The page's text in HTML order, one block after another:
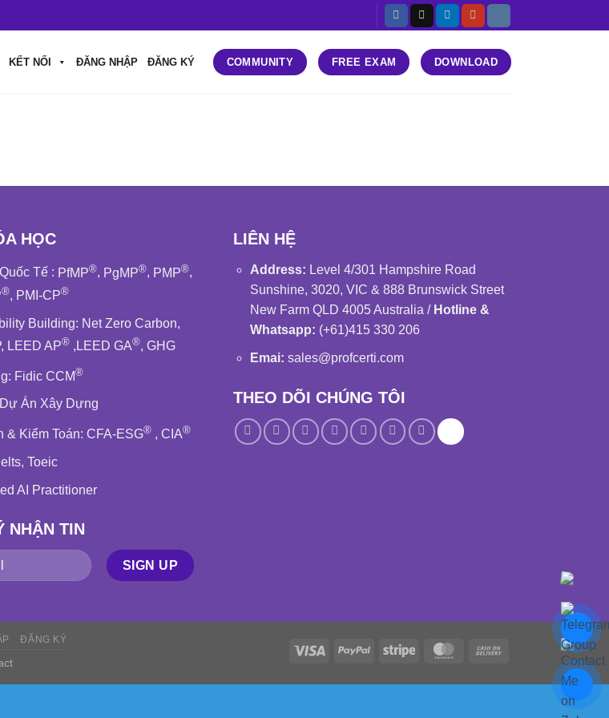
KẾT NỐI ĐĂNG NHẬP ĐĂNG KÝ COMMUNITY FREE EXAM DOWNLOAD
HỌC
Tế : PfMP®, PgMP®, PMP®,
®, PMI-CP®
Building: Net Zero Carbon,
, LEED AP® , LEED GA®,GHG
FidicCCM®
Án Xây Dựng
& Kiểm Toán:CFA-ESG® ,CIA®
Toeic
AI Practitioner
NHẬN TIN
LIÊN HỆ
Address: Level 4/301 Hampshire Road
Sunshine, 3020, VIC & 888 Brunswick Street
New Farm QLD 4005 Australia / Hotline &
Whatsapp: (+61)415 330 206
Emai: sales@profcerti.com
THEO DÕI CHÚNG TÔI
ĐĂNG KÝ